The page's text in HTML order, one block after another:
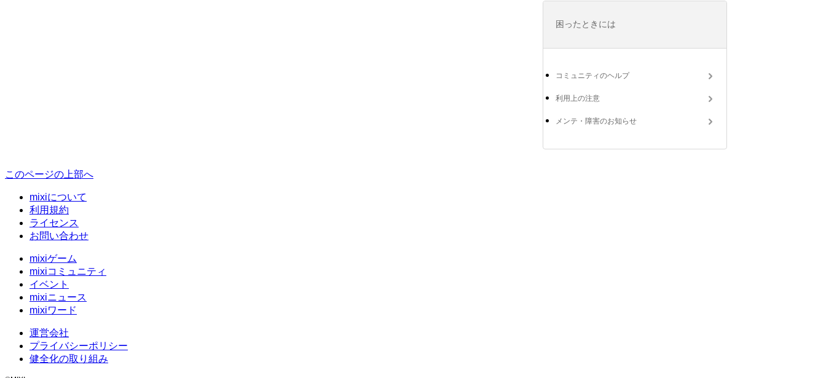
困ったときには
コミュニティのヘルプ
利用上の注意
メンテ・障害のお知らせ
このページの上部へ
mixiについて
利用規約
ライセンス
お問い合わせ
mixiゲーム
mixiコミュニティ
イベント
mixiニュース
mixiワード
運営会社
プライバシーポリシー
健全化の取り組み